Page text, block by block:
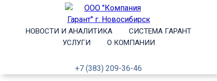
НОВОСТИ И АНАЛИТИКА
СИСТЕМА ГАРАНТ
УСЛУГИ
О КОМПАНИИ
+7 (383) 209-36-46